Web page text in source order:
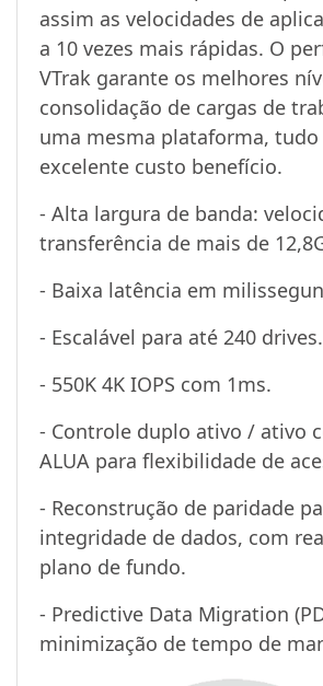
assim as velocidades de
a 10 vezes mais rápidas. O
VTrak garante os melhores
consolidação de cargas de
uma mesma plataforma,
excelente custo benefício.
- Alta largura de banda:
transferência de mais de
- Baixa latência em
- Escalável para até 240 drives.
- 550K 4K IOPS com 1ms.
- Controle duplo ativo / ativo
ALUA para flexibilidade de
- Reconstrução de paridade
integridade de dados, com
plano de fundo.
- Predictive Data Migration
minimização de tempo de